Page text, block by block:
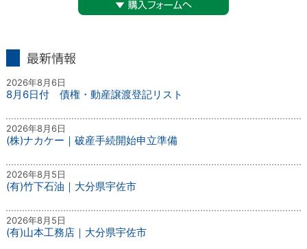
2026年8月6日
8月6日付 債権・動産譲渡登記リスト
2026年8月6日
(株)ナカケー｜破産手続開始申立準備
2026年8月5日
(有)竹下石油｜大分県宇佐市
2026年8月5日
(有)山本工務店｜大分県宇佐市